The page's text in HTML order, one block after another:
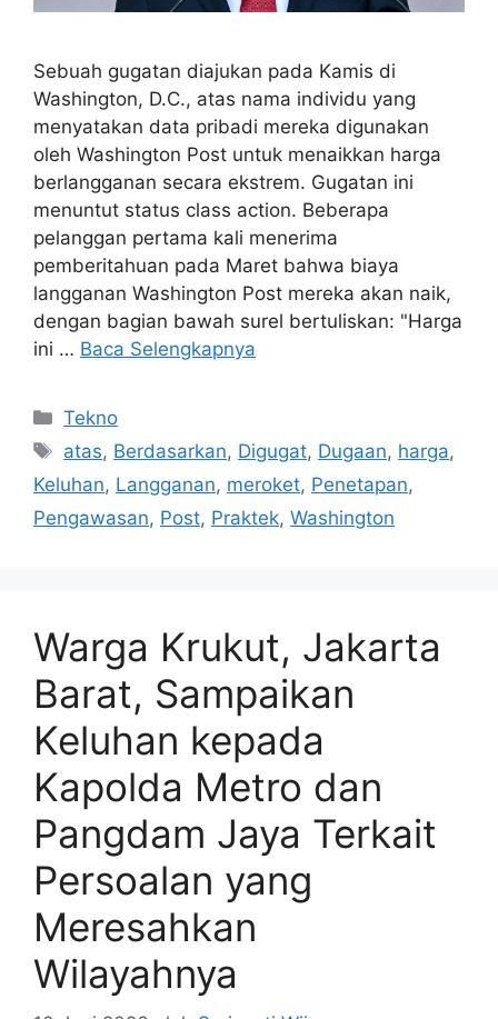
Sebuah gugatan diajukan pada Kamis di
Washington, D.C., atas nama individu yang
menyatakan data pribadi mereka digunakan
oleh Washington Post untuk menaikkan harga
berlangganan secara ekstrem. Gugatan ini
menuntut status class action. Beberapa
pelanggan pertama kali menerima
pemberitahuan pada Maret bahwa biaya
langganan Washington Post mereka akan naik,
dengan bagian bawah surel bertuliskan: "Harga
ini … Baca Selengkapnya
Kategori
Tekno
Tag
atas, Berdasarkan, Digugat, Dugaan, harga,
Keluhan, Langganan, meroket, Penetapan,
Pengawasan, Post, Praktek, Washington
Warga Krukut, Jakarta
Barat, Sampaikan
Keluhan kepada
Kapolda Metro dan
Pangdam Jaya Terkait
Persoalan yang
Meresahkan
Wilayahnya